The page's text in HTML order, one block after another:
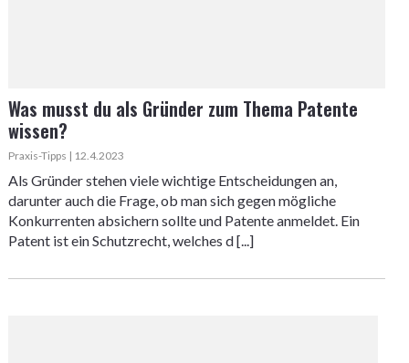
Was musst du als Gründer zum Thema Patente
wissen?
Praxis-Tipps | 12.4.2023
Als Gründer stehen viele wichtige Entscheidungen an,
darunter auch die Frage, ob man sich gegen mögliche
Konkurrenten absichern sollte und Patente anmeldet. Ein
Patent ist ein Schutzrecht, welches d [...]